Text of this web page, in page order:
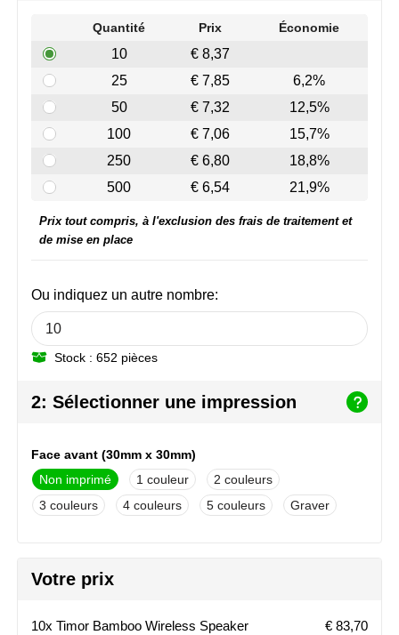
Sécurité, voiture & vélo
Loisirs, jeux & plein air
Vêtements de travail
Kambukka
Lipton
MagLite
Marksman
Mepal
MiniMAX
NoStress
Ocean Bottle
Orrefors
Peekay
Philips
Quantité Prix Économie
10
€ 8,37
25
€ 7,85
6,2%
50
€ 7,32
12,5%
100
€ 7,06
15,7%
250
€ 6,80
18,8%
500
€ 6,54 21,9%
Ou indiquez un autre nombre:
Stock : 652 pièces
Prix tout compris, à l'exclusion des frais de traitement et
de mise en place
2: Sélectionner une impression
Face avant (30mm x 30mm)
Non imprimé
1
2
3
4 5 Graver
Votre prix
10x Timor Bamboo Wireless Speaker
€ 83,70